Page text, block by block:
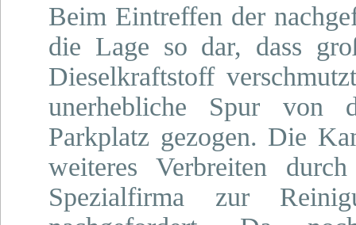
Beim Eintreffen der
die Lage so dar, dass
Dieselkraftstoff
unerhebliche Spur von
Parkplatz gezogen. Die
weiteres Verbreiten
Spezialfirma zur